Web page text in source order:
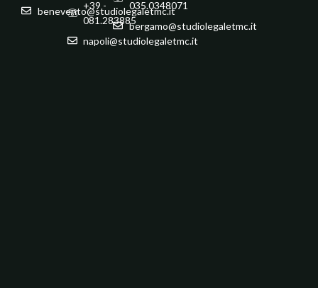
benevento@studiolegaletmc.it
+39 -
081.283885
napoli@studiolegaletmc.it
035.0348071
bergamo@studiolegaletmc.it